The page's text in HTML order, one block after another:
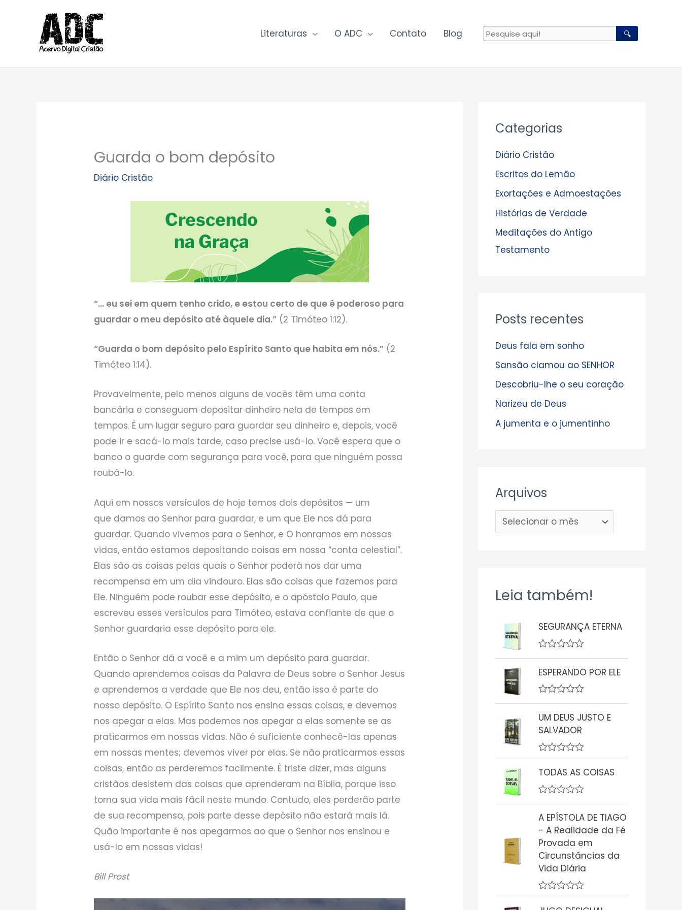
conteúdo
Literaturas O ADC Contato Blog 🔍
Guarda o bom depósito
Diário Cristão
“… eu sei em quem tenho crido, e estou certo de que é poderoso para
guardar o meu depósito até àquele dia.” (2 Timóteo 1:12).
“Guarda o bom depósito pelo Espírito Santo que habita em nós.” (2
Timóteo 1:14).
Provavelmente, pelo menos alguns de vocês têm uma conta
bancária e conseguem depositar dinheiro nela de tempos em
tempos. É um lugar seguro para guardar seu dinheiro e, depois, você
pode ir e sacá-lo mais tarde, caso precise usá-lo. Você espera que o
banco o guarde com segurança para você, para que ninguém possa
roubá-lo.
Aqui em nossos versículos de hoje temos dois depósitos — um
que damos ao Senhor para guardar, e um que Ele nos dá para
guardar. Quando vivemos para o Senhor, e O honramos em nossas
vidas, então estamos depositando coisas em nossa “conta celestial”.
Elas são as coisas pelas quais o Senhor poderá nos dar uma
recompensa em um dia vindouro. Elas são coisas que fazemos para
Ele. Ninguém pode roubar esse depósito, e o apóstolo Paulo, que
escreveu esses versículos para Timóteo, estava confiante de que o
Senhor guardaria esse depósito para ele.
Então o Senhor dá a você e a mim um depósito para guardar.
Quando aprendemos coisas da Palavra de Deus sobre o Senhor Jesus
e aprendemos a verdade que Ele nos deu, então isso é parte do
nosso depósito. O Espírito Santo nos ensina essas coisas, e devemos
nos apegar a elas. Mas podemos nos apegar a elas somente se as
praticarmos em nossas vidas. Não é suficiente conhecê-las apenas
em nossas mentes; devemos viver por elas. Se não praticarmos essas
coisas, então as perderemos facilmente. É triste dizer, mas alguns
cristãos desistem das coisas que aprenderam na Bíblia, porque isso
torna sua vida mais fácil neste mundo. Contudo, eles perderão parte
de sua recompensa, pois parte desse depósito não estará mais lá.
Quão importante é nos apegarmos ao que o Senhor nos ensinou e
usá-lo em nossas vidas!
Bill Prost
Categorias
Diário Cristão
Escritos do Lemão
Exortações e Admoestações
Histórias de Verdade
Meditações do Antigo
Testamento
Posts recentes
Deus fala em sonho
Sansão clamou ao SENHOR
Descobriu-lhe o seu coração
Narizeu de Deus
A jumenta e o jumentinho
Arquivos
r
u
i
v
o
s
Leia também!
SEGURANÇA ETERNA
A
a
i
ã
o
0
d
e
5
ESPERANDO POR ELE
A
a
l
i
a
ç
ã
o
d
5
UM DEUS JUSTO E
SALVADOR
A
v
a
i
a
ã
o
d
e
5
TODAS AS COISAS
a
l
a
ç
o
0
d
e
A EPÍSTOLA DE TIAGO
- A Realidade da Fé
Provada em
Circunstâncias da
Vida Diária
A
v